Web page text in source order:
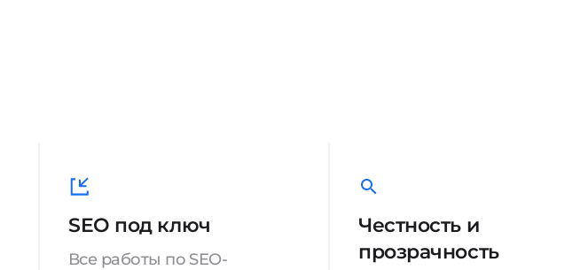
SEO под ключ
Все работы по SEO-
Честность и
прозрачность